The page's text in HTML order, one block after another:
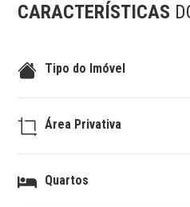
CARACTERÍSTICAS
Tipo do Imóvel
Área Privativa
Quartos